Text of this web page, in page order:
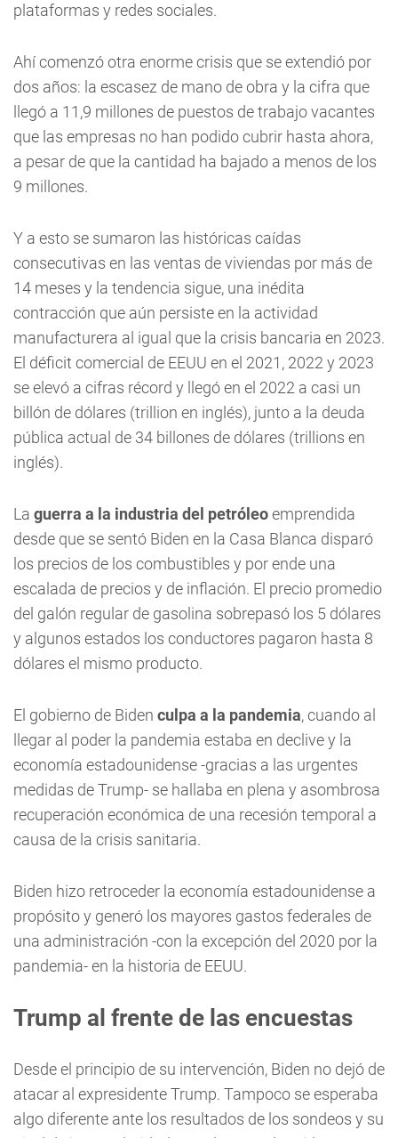
plataformas y redes sociales.
Ahí comenzó otra enorme crisis que se extendió por
dos años: la escasez de mano de obra y la cifra que
llegó a 11,9 millones de puestos de trabajo vacantes
que las empresas no han podido cubrir hasta ahora,
a pesar de que la cantidad ha bajado a menos de los
9 millones.
Y a esto se sumaron las históricas caídas
consecutivas en las ventas de viviendas por más de
14 meses y la tendencia sigue, una inédita
contracción que aún persiste en la actividad
manufacturera al igual que la crisis bancaria en 2023.
El déficit comercial de EEUU en el 2021, 2022 y 2023
se elevó a cifras récord y llegó en el 2022 a casi un
billón de dólares (trillion en inglés), junto a la deuda
pública actual de 34 billones de dólares (trillions en
inglés).
La guerra a la industria del petróleoemprendida
desde que se sentó Biden en la Casa Blanca disparó
los precios de los combustibles y por ende una
escalada de precios y de inflación. El precio promedio
del galón regular de gasolina sobrepasó los 5 dólares
y algunos estados los conductores pagaron hasta 8
dólares el mismo producto.
El gobierno de Biden culpa a la pandemia, cuando al
llegar al poder la pandemia estaba en declive y la
economía estadounidense -gracias a las urgentes
medidas de Trump- se hallaba en plena y asombrosa
recuperación económica de una recesión temporal a
causa de la crisis sanitaria.
Biden hizo retroceder la economía estadounidense a
propósito y generó los mayores gastos federales de
una administración -con la excepción del 2020 por la
pandemia- en la historia de EEUU.
Trump al frente de las encuestas
Desde el principio de su intervención, Biden no dejó de
atacar al expresidente Trump. Tampoco se esperaba
algo diferente ante los resultados de los sondeos y su